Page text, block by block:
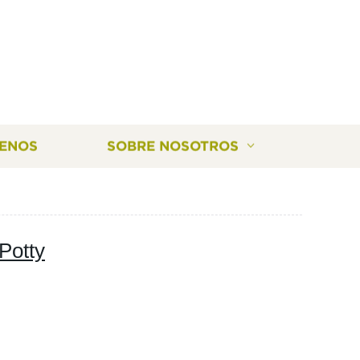
SOBRE NOSOTROS